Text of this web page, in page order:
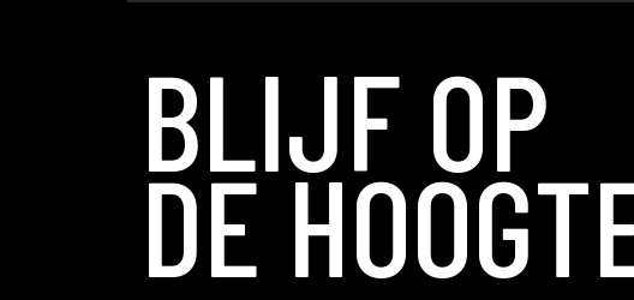
BLIJF OP
DE